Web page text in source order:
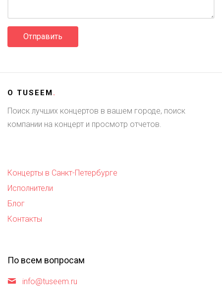
Отправить
О TUSEEM.
Поиск лучших концертов в вашем городе, поиск
компании на концерт и просмотр отчетов.
Концерты в Санкт-Петербурге
Исполнители
Блог
Контакты
По всем вопросам
info@tuseem.ru